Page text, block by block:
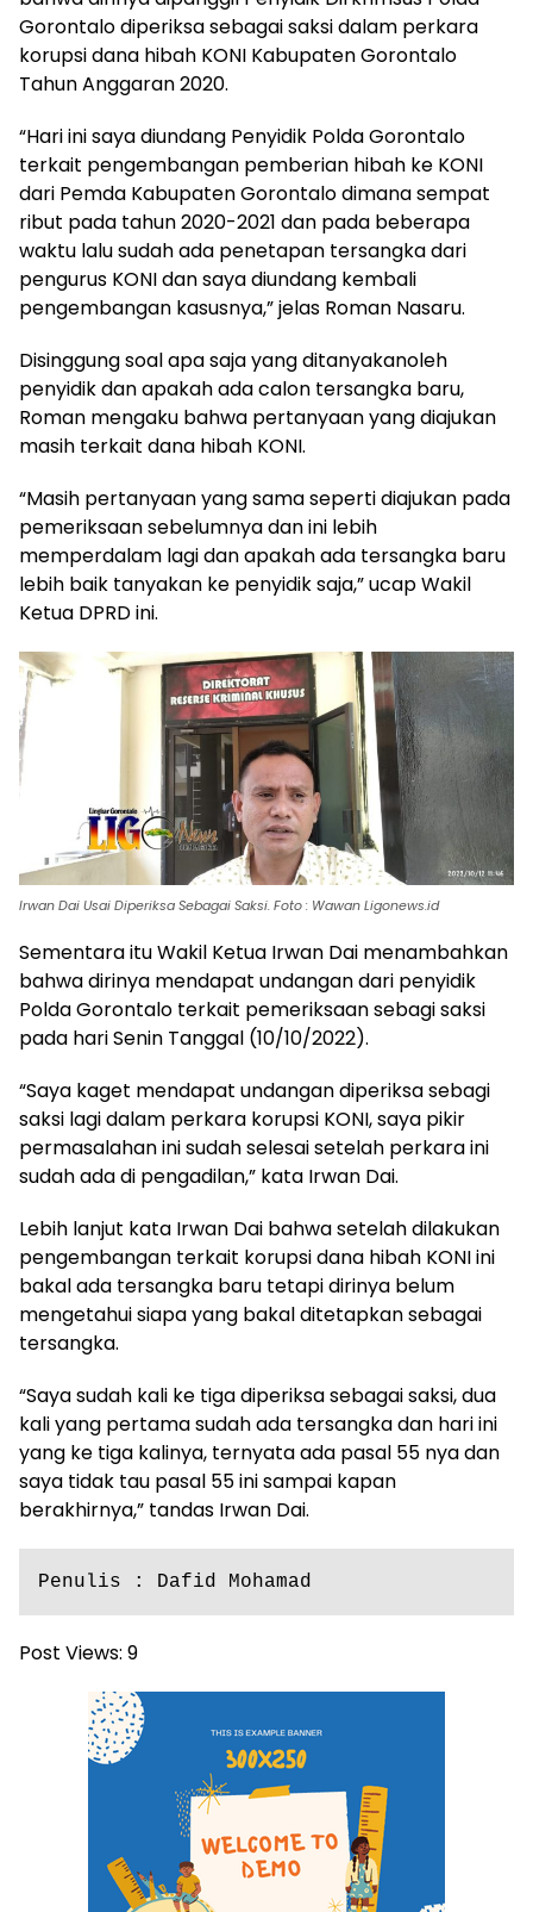
Gorontalo diperiksa sebagai saksi dalam perkara
korupsi dana hibah KONI Kabupaten Gorontalo
Tahun Anggaran 2020.
“Hari ini saya diundang Penyidik Polda Gorontalo
terkait pengembangan pemberian hibah ke KONI
dari Pemda Kabupaten Gorontalo dimana sempat
ribut pada tahun 2020-2021 dan pada beberapa
waktu lalu sudah ada penetapan tersangka dari
pengurus KONI dan saya diundang kembali
pengembangan kasusnya,” jelas Roman Nasaru.
Disinggung soal apa saja yang ditanyakanoleh
penyidik dan apakah ada calon tersangka baru,
Roman mengaku bahwa pertanyaan yang diajukan
masih terkait dana hibah KONI.
“Masih pertanyaan yang sama seperti diajukan pada
pemeriksaan sebelumnya dan ini lebih
memperdalam lagi dan apakah ada tersangka baru
lebih baik tanyakan ke penyidik saja,” ucap Wakil
Ketua DPRD ini.
Irwan Dai Usai Diperiksa Sebagai Saksi. Foto : Wawan Ligonews.id
Sementara itu Wakil Ketua Irwan Dai menambahkan
bahwa dirinya mendapat undangan dari penyidik
Polda Gorontalo terkait pemeriksaan sebagi saksi
pada hari Senin Tanggal (10/10/2022).
“Saya kaget mendapat undangan diperiksa sebagi
saksi lagi dalam perkara korupsi KONI, saya pikir
permasalahan ini sudah selesai setelah perkara ini
sudah ada di pengadilan,” kata Irwan Dai.
Lebih lanjut kata Irwan Dai bahwa setelah dilakukan
pengembangan terkait korupsi dana hibah KONI ini
bakal ada tersangka baru tetapi dirinya belum
mengetahui siapa yang bakal ditetapkan sebagai
tersangka.
“Saya sudah kali ke tiga diperiksa sebagai saksi, dua
kali yang pertama sudah ada tersangka dan hari ini
yang ke tiga kalinya, ternyata ada pasal 55 nya dan
saya tidak tau pasal 55 ini sampai kapan
berakhirnya,” tandas Irwan Dai.
Penulis : Dafid Mohamad
Post Views: 9